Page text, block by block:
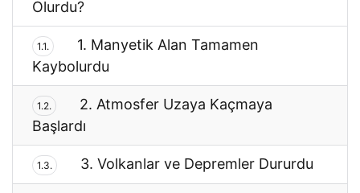
Olurdu?
1.1.
1. Manyetik Alan Tamamen
Kaybolurdu
1.2.
2. Atmosfer Uzaya Kaçmaya
Başlardı
1.3. 3. Volkanlar ve Depremler Dururdu